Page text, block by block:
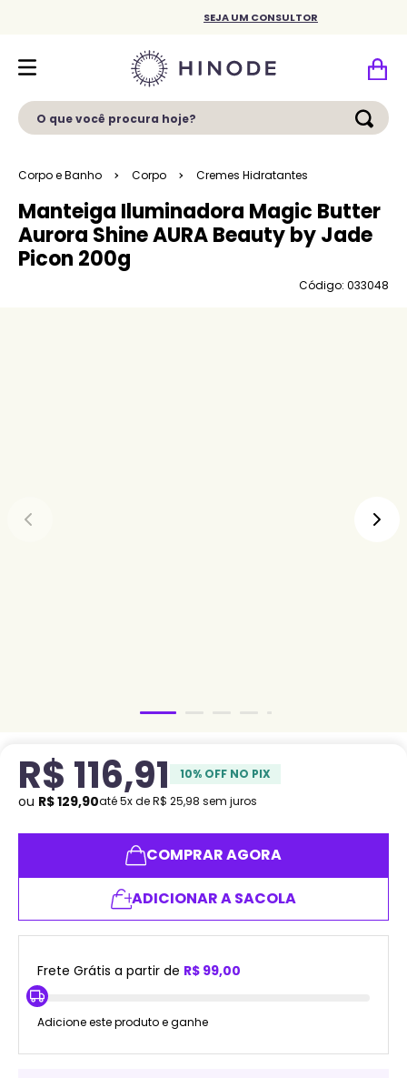
SEJA UM CONSULTOR
O que você procura hoje?
Corpo e Banho Corpo Cremes Hidratantes
Manteiga Iluminadora Magic Butter
Aurora Shine AURA Beauty by Jade
Picon 200g
Código: 033048
R$ 116,91 10% OFF NO PIX
ou R$129,90até5x deR$ 25,98 sem juros
COMPRAR AGORA
ADICIONAR A SACOLA
Frete Grátis a partir de R$ 99,00
Adicione este produto e ganhe